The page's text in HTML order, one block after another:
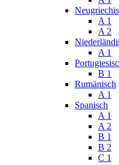
A 1
A 2
A 1
B 1
Rumänisch
A 1
Spanisch
A 1
A 2
B 1
B 2
C 1